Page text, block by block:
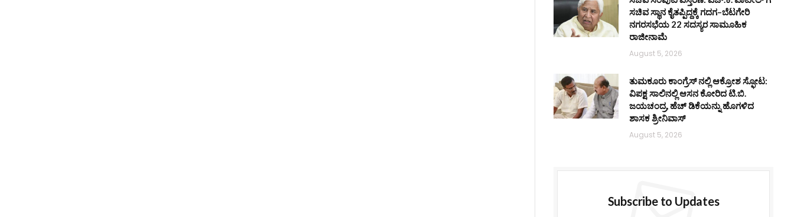
ಸಚಿವ ಸ್ಥಾನ ಕೈತಪ್ಪಿದ್ದಕ್ಕೆ ಗದಗ–ಬೆಟಗೇರಿ
ನಗರಸಭೆಯ 22 ಸದಸ್ಯರ ಸಾಮೂಹಿಕ
ರಾಜೀನಾಮೆ
August 5, 2026
ತುಮಕೂರು ಕಾಂಗ್ರೆಸ್ ನಲ್ಲಿ ಆಕ್ರೋಶ ಸ್ಫೋಟ:
ವಿಪಕ್ಷ ಸಾಲಿನಲ್ಲಿ ಆಸನ ಕೋರಿದ ಟಿ.ಬಿ.
ಜಯಚಂದ್ರ, ಹೆಚ್ ಡಿಕೆಯನ್ನು ಹೊಗಳಿದ
ಶಾಸಕ ಶ್ರೀನಿವಾಸ್
August 5, 2026
Subscribe to Updates